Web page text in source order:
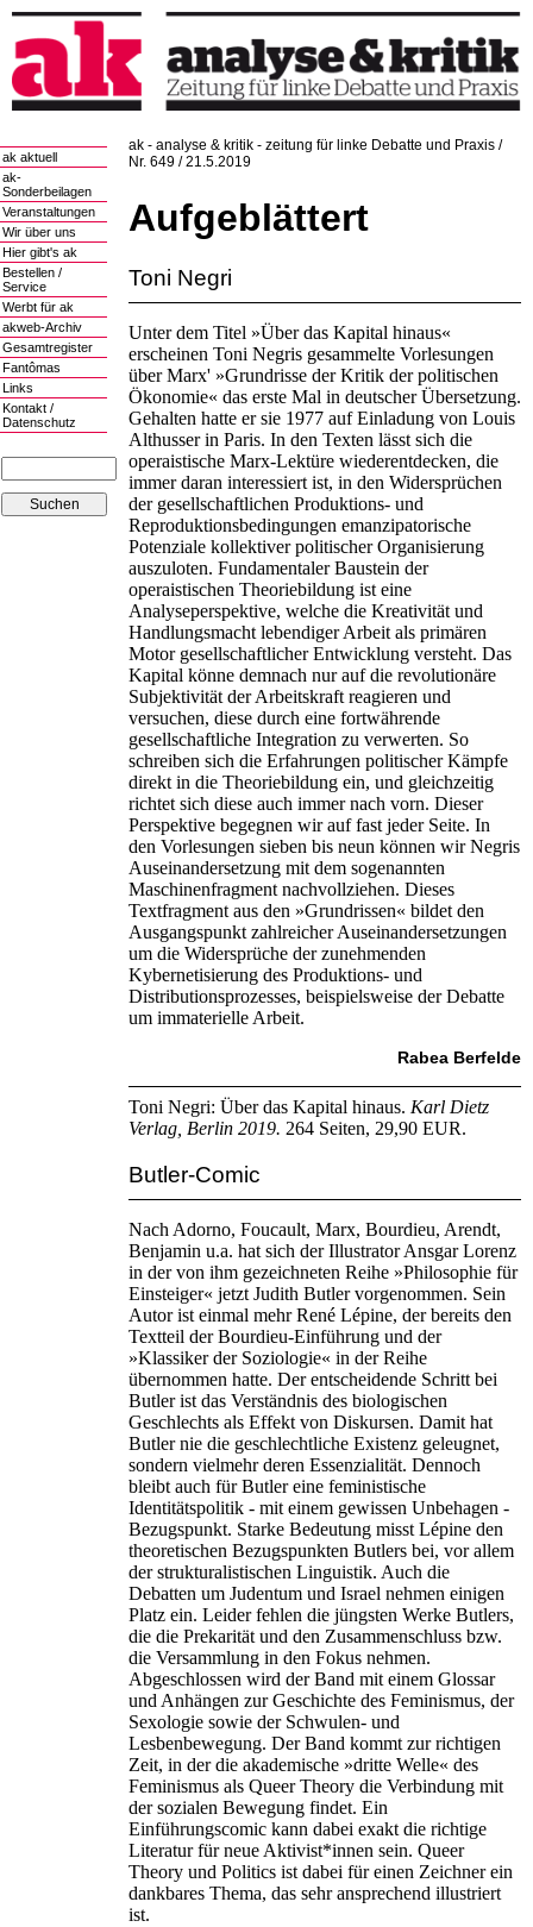
ak aktuell
ak-
Sonderbeilagen
Veranstaltungen
Wir über uns
Hier gibt's ak
Bestellen /
Service
Werbt für ak
akweb-Archiv
Gesamtregister
Fantômas
Links
Kontakt /
Datenschutz
ak - analyse & kritik - zeitung für linke Debatte und Praxis /
Nr. 649 / 21.5.2019
Aufgeblättert
Toni Negri
Unter dem Titel »Über das Kapital hinaus«
erscheinen Toni Negris gesammelte Vorlesungen
über Marx' »Grundrisse der Kritik der politischen
Ökonomie« das erste Mal in deutscher Übersetzung.
Gehalten hatte er sie 1977 auf Einladung von Louis
Althusser in Paris. In den Texten lässt sich die
operaistische Marx-Lektüre wiederentdecken, die
immer daran interessiert ist, in den Widersprüchen
der gesellschaftlichen Produktions- und
Reproduktionsbedingungen emanzipatorische
Potenziale kollektiver politischer Organisierung
auszuloten. Fundamentaler Baustein der
operaistischen Theoriebildung ist eine
Analyseperspektive, welche die Kreativität und
Handlungsmacht lebendiger Arbeit als primären
Motor gesellschaftlicher Entwicklung versteht. Das
Kapital könne demnach nur auf die revolutionäre
Subjektivität der Arbeitskraft reagieren und
versuchen, diese durch eine fortwährende
gesellschaftliche Integration zu verwerten. So
schreiben sich die Erfahrungen politischer Kämpfe
direkt in die Theoriebildung ein, und gleichzeitig
richtet sich diese auch immer nach vorn. Dieser
Perspektive begegnen wir auf fast jeder Seite. In
den Vorlesungen sieben bis neun können wir Negris
Auseinandersetzung mit dem sogenannten
Maschinenfragment nachvollziehen. Dieses
Textfragment aus den »Grundrissen« bildet den
Ausgangspunkt zahlreicher Auseinandersetzungen
um die Widersprüche der zunehmenden
Kybernetisierung des Produktions- und
Distributionsprozesses, beispielsweise der Debatte
um immaterielle Arbeit.
Rabea Berfelde
Toni Negri: Über das Kapital hinaus. Karl Dietz
Verlag, Berlin 2019. 264 Seiten, 29,90 EUR.
Butler-Comic
Nach Adorno, Foucault, Marx, Bourdieu, Arendt,
Benjamin u.a. hat sich der Illustrator Ansgar Lorenz
in der von ihm gezeichneten Reihe »Philosophie für
Einsteiger« jetzt Judith Butler vorgenommen. Sein
Autor ist einmal mehr René Lépine, der bereits den
Textteil der Bourdieu-Einführung und der
»Klassiker der Soziologie« in der Reihe
übernommen hatte. Der entscheidende Schritt bei
Butler ist das Verständnis des biologischen
Geschlechts als Effekt von Diskursen. Damit hat
Butler nie die geschlechtliche Existenz geleugnet,
sondern vielmehr deren Essenzialität. Dennoch
bleibt auch für Butler eine feministische
Identitätspolitik - mit einem gewissen Unbehagen -
Bezugspunkt. Starke Bedeutung misst Lépine den
theoretischen Bezugspunkten Butlers bei, vor allem
der strukturalistischen Linguistik. Auch die
Debatten um Judentum und Israel nehmen einigen
Platz ein. Leider fehlen die jüngsten Werke Butlers,
die die Prekarität und den Zusammenschluss bzw.
die Versammlung in den Fokus nehmen.
Abgeschlossen wird der Band mit einem Glossar
und Anhängen zur Geschichte des Feminismus, der
Sexologie sowie der Schwulen- und
Lesbenbewegung. Der Band kommt zur richtigen
Zeit, in der die akademische »dritte Welle« des
Feminismus als Queer Theory die Verbindung mit
der sozialen Bewegung findet. Ein
Einführungscomic kann dabei exakt die richtige
Literatur für neue Aktivist*innen sein. Queer
Theory und Politics ist dabei für einen Zeichner ein
dankbares Thema, das sehr ansprechend illustriert
ist.